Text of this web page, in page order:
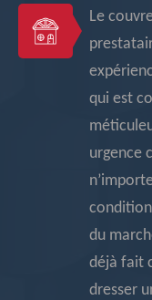
Le
qui est
urgence
du
déjà fait
dresser